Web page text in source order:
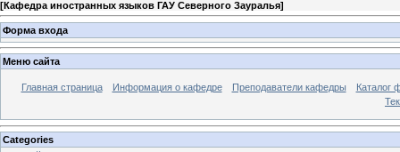
[Кафедра иностранных языков ГАУ Северного Зауралья]
Форма входа
Меню сайта
Главная страница Информация о кафедре Преподаватели кафедры
Каталог
Categories